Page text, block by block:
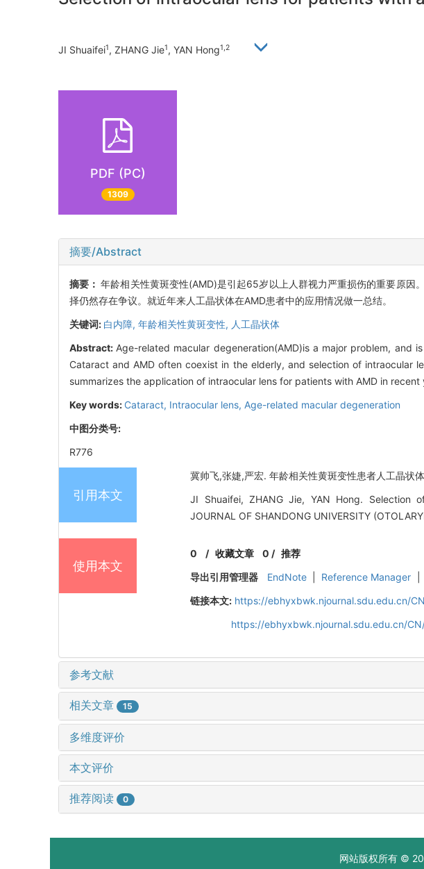
JI Shuaifei1, ZHANG Jie1, YAN Hong1,2
PDF (PC)
1309
摘要/Abstract
摘要：年龄相关性黄斑变性(AMD)是引起65岁以上人群视力严重损伤的重要原因
择仍然存在争议。就近年来人工晶状体在AMD患者中的应用情况做一总结。
关键词: 白内障, 年龄相关性黄斑变性, 人工晶状体
Abstract: Age-related macular degeneration(AMD)is a major problem, and
Cataract and AMD often coexist in the elderly, and selection of intraocular
summarizes the application of intraocular lens for patients with AMD in recent
Key words: Cataract, Intraocular lens, Age-related macular degeneration
中图分类号:
R776
引用本文
冀帅飞,张婕,严宏. 年龄相关性黄斑变性患者人工晶
JI Shuaifei, ZHANG Jie, YAN Hong. Selection
JOURNAL OF SHANDONG UNIVERSITY
使用本文
0 /收藏文章 0 / 推荐
导出引用管理器
EndNote Reference Manager
链接本文: https://ebhyxbwk.njournal.sdu.edu.cn/
https://ebhyxbwk.njournal.sdu.edu.cn/
参考文献
相关文章 15
多维度评价
本文评价
推荐阅读 0
网站版权所有 ©